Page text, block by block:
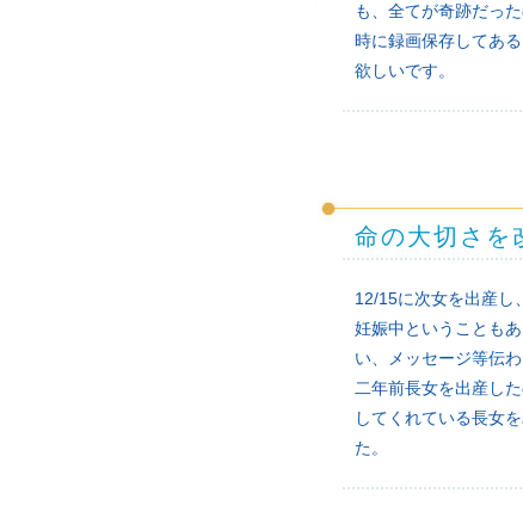
も、全てが奇跡だっ
時に録画保存してあ
欲しいです。
命の大切さを
12/15に次女を出産し
妊娠中ということも
い、メッセージ等伝
二年前長女を出産し
してくれている長女
た。